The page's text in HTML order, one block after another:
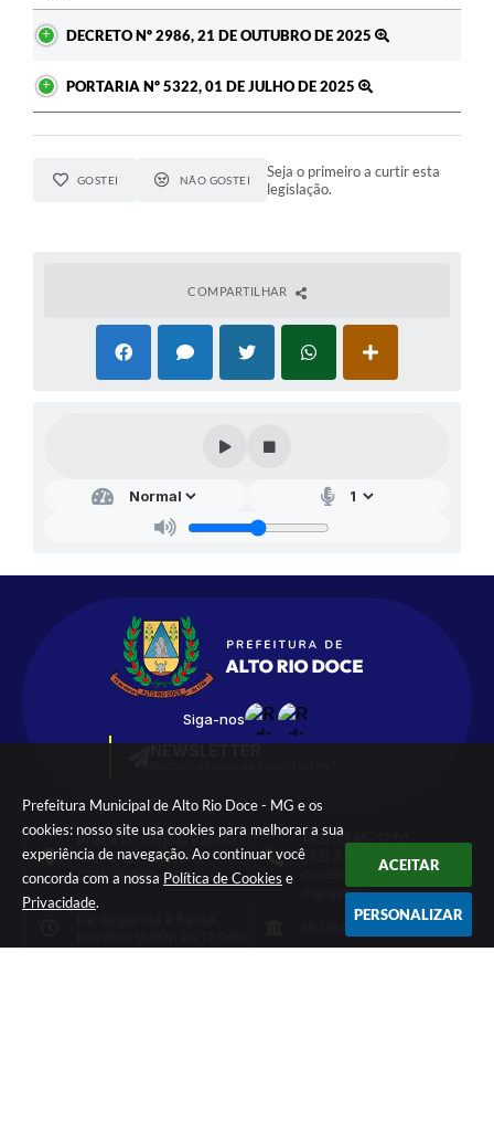
Prefeitura Municipal de Alto Rio Doce - MG e os
cookies: nosso site usa cookies para melhorar a sua
experiência de navegação. Ao continuar você
concorda com a nossa Política de Cookies e
Privacidade.
ACEITAR
PERSONALIZAR
DECRETO Nº 2986, 21 DE OUTUBRO DE 2025
PORTARIA Nº 5322, 01 DE JULHO DE 2025
GOSTEI NÃO GOSTEI
Seja o primeiro a curtir esta
legislação.
COMPARTILHAR
Praça Dr. Miguel Batista
Vieira,121 – Centro
CEP: 36260-000
(32) 3345-1270
(32) 3345-1959
ouvidoria@altoriodoce.
mg.gov.br
Siga-nos